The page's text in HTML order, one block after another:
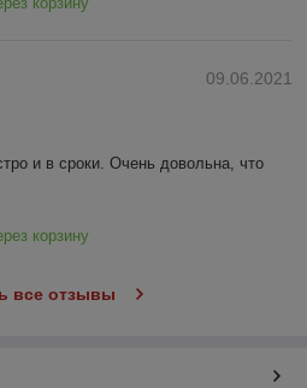
09.06.2021
и в сроки. Очень довольна, что
корзину
все отзывы